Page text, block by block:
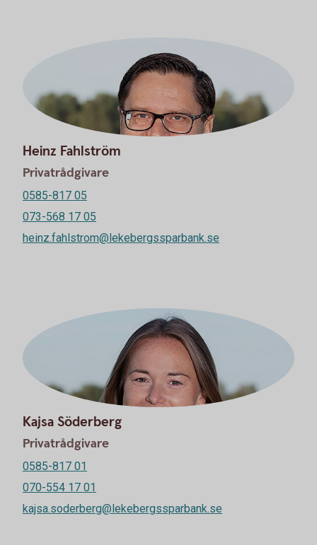
Heinz Fahlström
Privatrådgivare
0585-817 05
073-568 17 05
heinz.fahlstrom@lekebergssparbank.se
Kajsa Söderberg
Privatrådgivare
0585-817 01
070-554 17 01
kajsa.soderberg@lekebergssparbank.se